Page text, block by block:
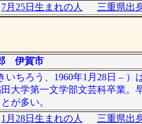
7月25日生まれの人 三重県出
伊賀市
いちろう、1960年1月28日 –
大学第一文学部文芸科卒業
が多い。
1月28日生まれの人
三重県出